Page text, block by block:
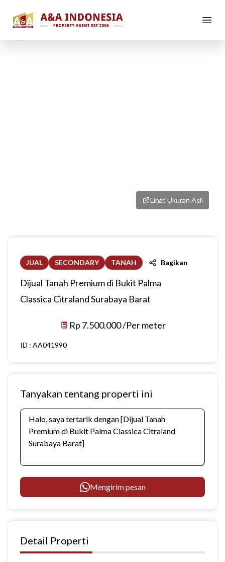
Lihat Ukuran Asli
JUAL SECONDARY TANAH Bagikan
Dijual Tanah Premium di Bukit Palma
Classica Citraland Surabaya Barat
Rp 7.500.000 /Per meter
ID : AA041990
Tanyakan tentang properti ini
Mengirim pesan
Detail Properti